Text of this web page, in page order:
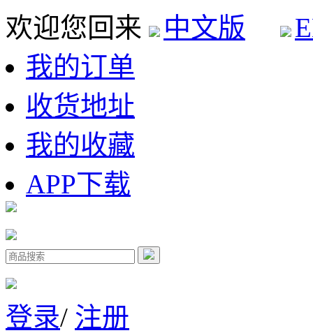
欢迎您回来 中文版
我的订单
收货地址
我的收藏
APP下载
登录/ 注册